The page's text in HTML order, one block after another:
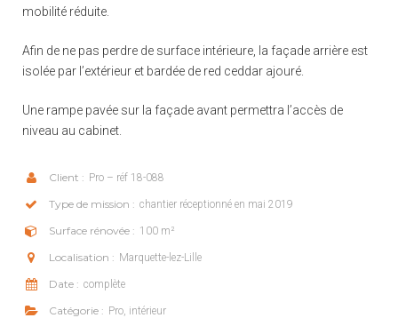
mobilité réduite.
Afin de ne pas perdre de surface intérieure, la façade arrière est
isolée par l’extérieur et bardée de red ceddar ajouré.
Une rampe pavée sur la façade avant permettra l’accès de
niveau au cabinet.
Client : Pro – réf 18-088
Type de mission : chantier réceptionné en mai 2019
Surface rénovée : 100 m²
Localisation : Marquette-lez-Lille
Date : complète
Catégorie : Pro, intérieur